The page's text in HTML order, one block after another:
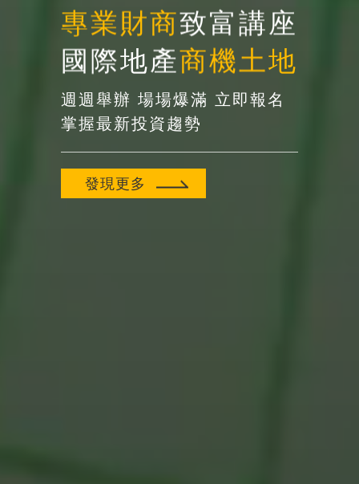
專業財商致富講座
國際地產商機土地
週週舉辦 場場爆滿 立即報名
掌握最新投資趨勢
發現更多